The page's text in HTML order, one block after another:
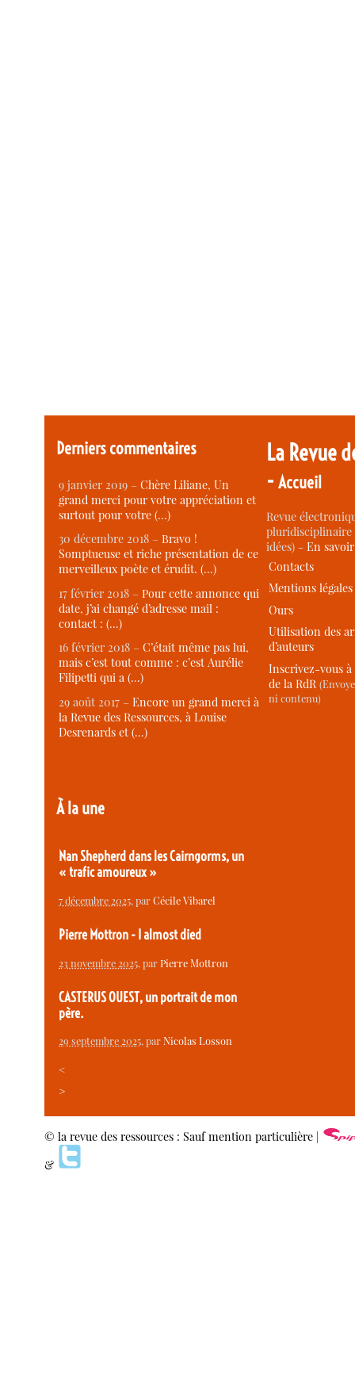
Derniers commentaires
9 janvier 2019 –Chère Liliane, Un
grand merci pour votre appréciation et
surtout pour votre (…)
30 décembre 2018 –Bravo !
Somptueuse et riche présentation de ce
merveilleux poète et érudit. (…)
17 février 2018 –Pour cette annonce qui
date, j’ai changé d’adresse mail :
contact : (…)
16 février 2018 –C’était même pas lui,
mais c’est tout comme : c’est Aurélie
Filipetti qui a (…)
29 août 2017 –Encore un grand merci à
la Revue des Ressources, à Louise
Desrenards et (…)
À la une
Nan Shepherd dans les Cairngorms, un
« trafic amoureux »
7 décembre 2025, parCécile Vibarel
Pierre Mottron - I almost died
23 novembre 2025, parPierre Mottron
CASTERUS OUEST, un portrait de mon
père.
29 septembre 2025, parNicolas Losson
<
>
La Revue
-Accueil
Revue
idées) -En
Contacts
Mentions légales
Ours
Utilisation des
d’auteurs
Inscrivez-vous
de la RdR
ni contenu)
© la revue des ressources : Sauf mention particulière |
&